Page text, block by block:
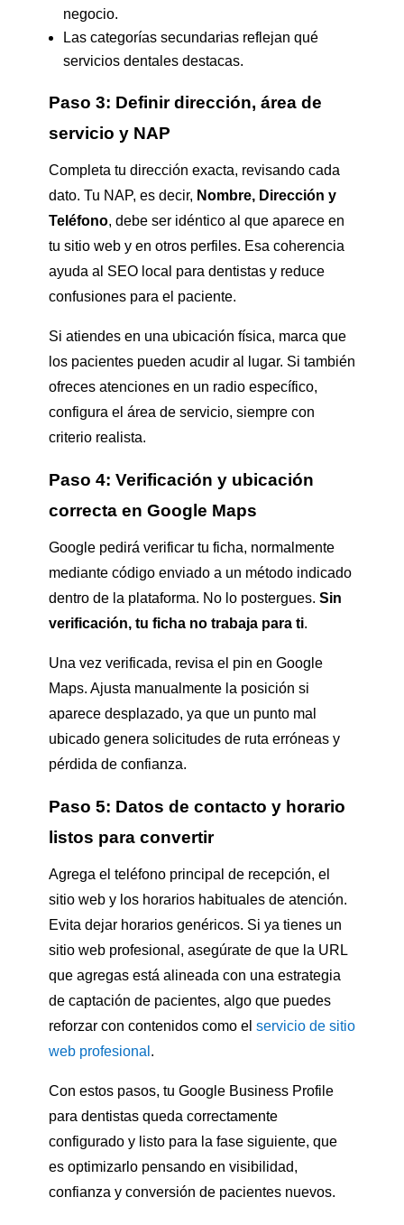
negocio.
Las categorías secundarias reflejan qué
servicios dentales destacas.
Paso 3: Definir dirección, área de
servicio y NAP
Completa tu dirección exacta, revisando cada
dato. Tu NAP, es decir, Nombre, Dirección y
Teléfono, debe ser idéntico al que aparece en
tu sitio web y en otros perfiles. Esa coherencia
ayuda al SEO local para dentistas y reduce
confusiones para el paciente.
Si atiendes en una ubicación física, marca que
los pacientes pueden acudir al lugar. Si también
ofreces atenciones en un radio específico,
configura el área de servicio, siempre con
criterio realista.
Paso 4: Verificación y ubicación
correcta en Google Maps
Google pedirá verificar tu ficha, normalmente
mediante código enviado a un método indicado
dentro de la plataforma. No lo postergues. Sin
verificación, tu ficha no trabaja para ti.
Una vez verificada, revisa el pin en Google
Maps. Ajusta manualmente la posición si
aparece desplazado, ya que un punto mal
ubicado genera solicitudes de ruta erróneas y
pérdida de confianza.
Paso 5: Datos de contacto y horario
listos para convertir
Agrega el teléfono principal de recepción, el
sitio web y los horarios habituales de atención.
Evita dejar horarios genéricos. Si ya tienes un
sitio web profesional, asegúrate de que la URL
que agregas está alineada con una estrategia
de captación de pacientes, algo que puedes
reforzar con contenidos como el servicio de sitio
web profesional .
Con estos pasos, tu Google Business Profile
para dentistas queda correctamente
configurado y listo para la fase siguiente, que
es optimizarlo pensando en visibilidad,
confianza y conversión de pacientes nuevos.